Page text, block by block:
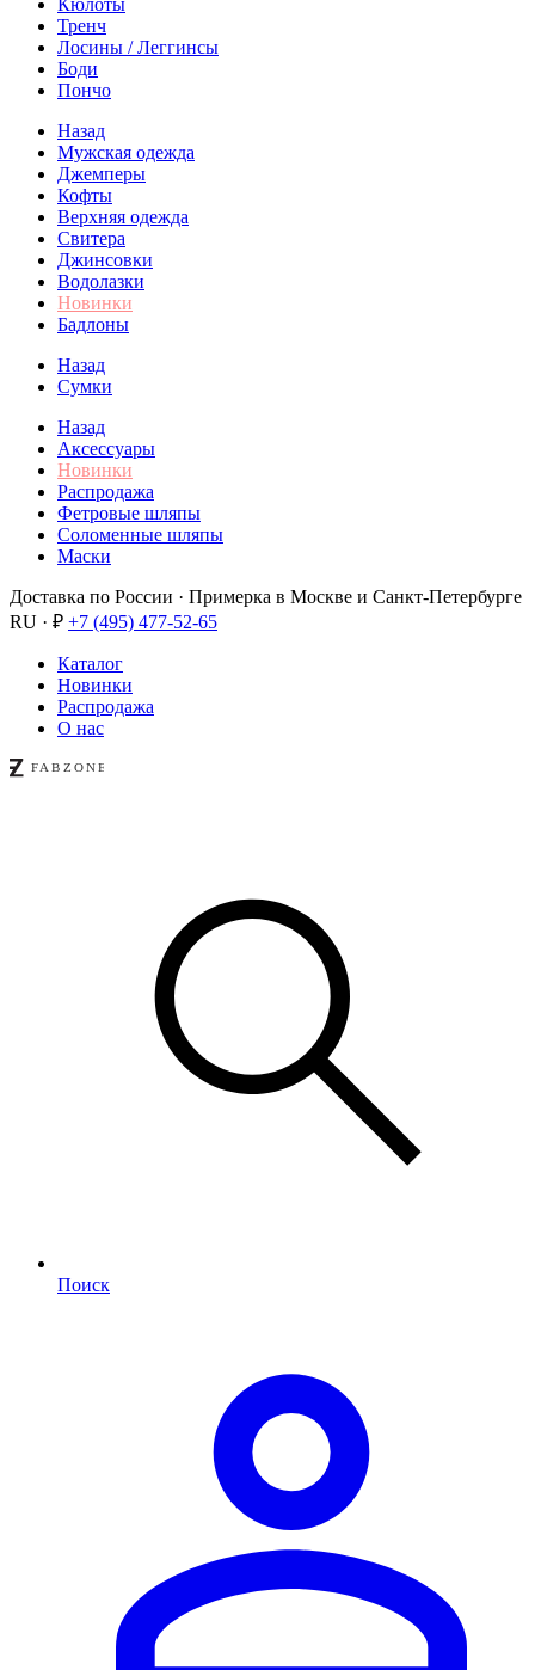
Кюлоты
Тренч
Лосины / Леггинсы
Боди
Пончо
Назад
Мужская одежда
Джемперы
Кофты
Верхняя одежда
Свитера
Джинсовки
Водолазки
Новинки
Бадлоны
Назад
Сумки
Назад
Аксессуары
Новинки
Распродажа
Фетровые шляпы
Соломенные шляпы
Маски
Доставка по России · Примерка в Москве и Санкт-Петербурге
RU · ₽ +7 (495) 477-52-65
Каталог
Новинки
Распродажа
О нас
Поиск